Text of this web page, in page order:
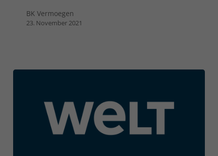
BK Vermoegen
23. November 2021